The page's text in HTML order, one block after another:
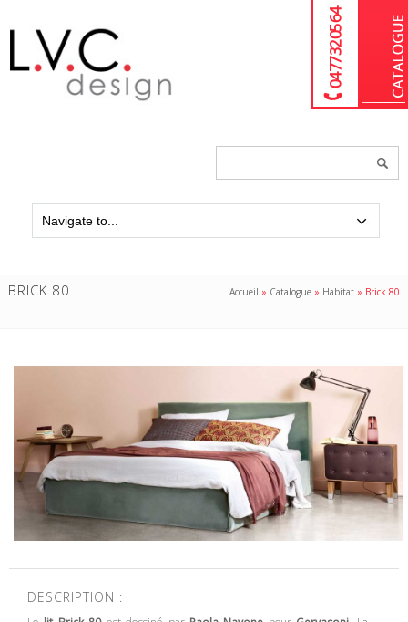
04 77 32 05 64
BRICK 80 Accueil » Catalogue » Habitat » Brick 80
DESCRIPTION :